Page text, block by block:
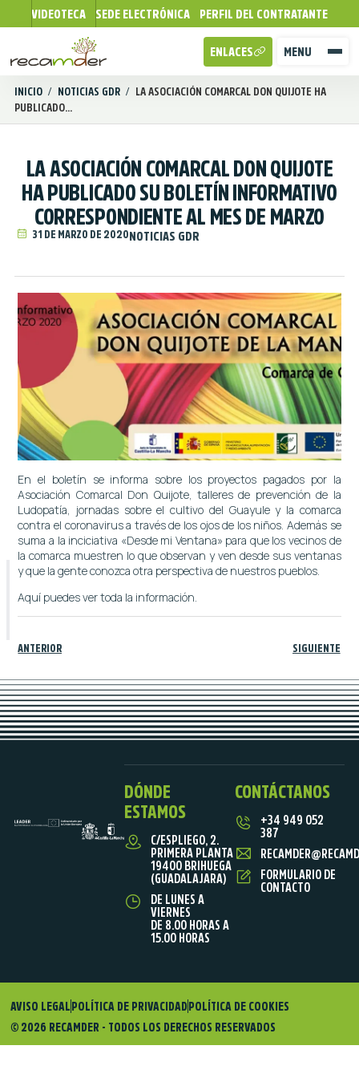
VIDEOTECA SEDE ELECTRÓNICA PERFIL DEL CONTRATANTE
MENU
ENLACES
INICIO / NOTICIAS GDR / LA ASOCIACIÓN COMARCAL DON QUIJOTE HA
PUBLICADO...
LA ASOCIACIÓN COMARCAL DON QUIJOTE
HA PUBLICADO SU BOLETÍN INFORMATIVO
CORRESPONDIENTE AL MES DE MARZO
31 DE MARZO DE 2020NOTICIAS GDR
En el boletín se informa sobre los proyectos pagados por la
Asociación Comarcal Don Quijote, talleres de prevención de la
Ludopatía, jornadas sobre el cultivo del Guayule y la comarca
contra el coronavirus a través de los ojos de los niños. Además se
suma a la inciciativa «Desde mi Ventana» para que los vecinos de
la comarca muestren lo que observan y ven desde sus ventanas
y que la gente conozca otra perspectiva de nuestros pueblos.
Aquí puedes ver toda la información.
ANTERIOR SIGUIENTE
DÓNDE
ESTAMOS
C/ESPLIEGO, 2.
PRIMERA PLANTA
19400 BRIHUEGA
(GUADALAJARA)
DE LUNES A
VIERNES
DE 8.00 HORAS A
15.00 HORAS
CONTÁCTANOS
+34 949 052
387
FORMULARIO DE
CONTACTO
© 2026 RECAMDER - TODOS LOS DERECHOS RESERVADOS
AVISO LEGAL POLÍTICA DE PRIVACIDAD POLÍTICA DE COOKIES